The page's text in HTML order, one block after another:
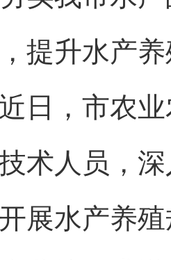
提升水产
日，市农
术人员，
展水产养